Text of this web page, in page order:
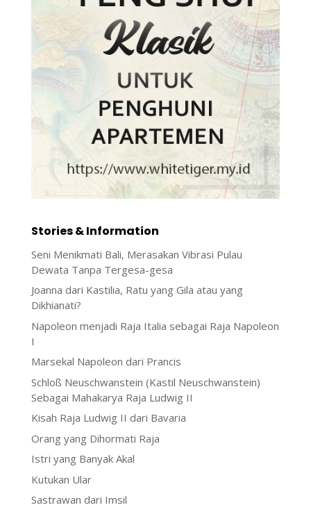
Stories & Information
Seni Menikmati Bali, Merasakan Vibrasi Pulau
Dewata Tanpa Tergesa-gesa
Joanna dari Kastilia, Ratu yang Gila atau yang
Dikhianati?
Napoleon menjadi Raja Italia sebagai Raja Napoleon
I
Marsekal Napoleon dari Prancis
Schloß Neuschwanstein (Kastil Neuschwanstein)
Sebagai Mahakarya Raja Ludwig II
Kisah Raja Ludwig II dari Bavaria
Orang yang Dihormati Raja
Istri yang Banyak Akal
Kutukan Ular
Sastrawan dari Imsil